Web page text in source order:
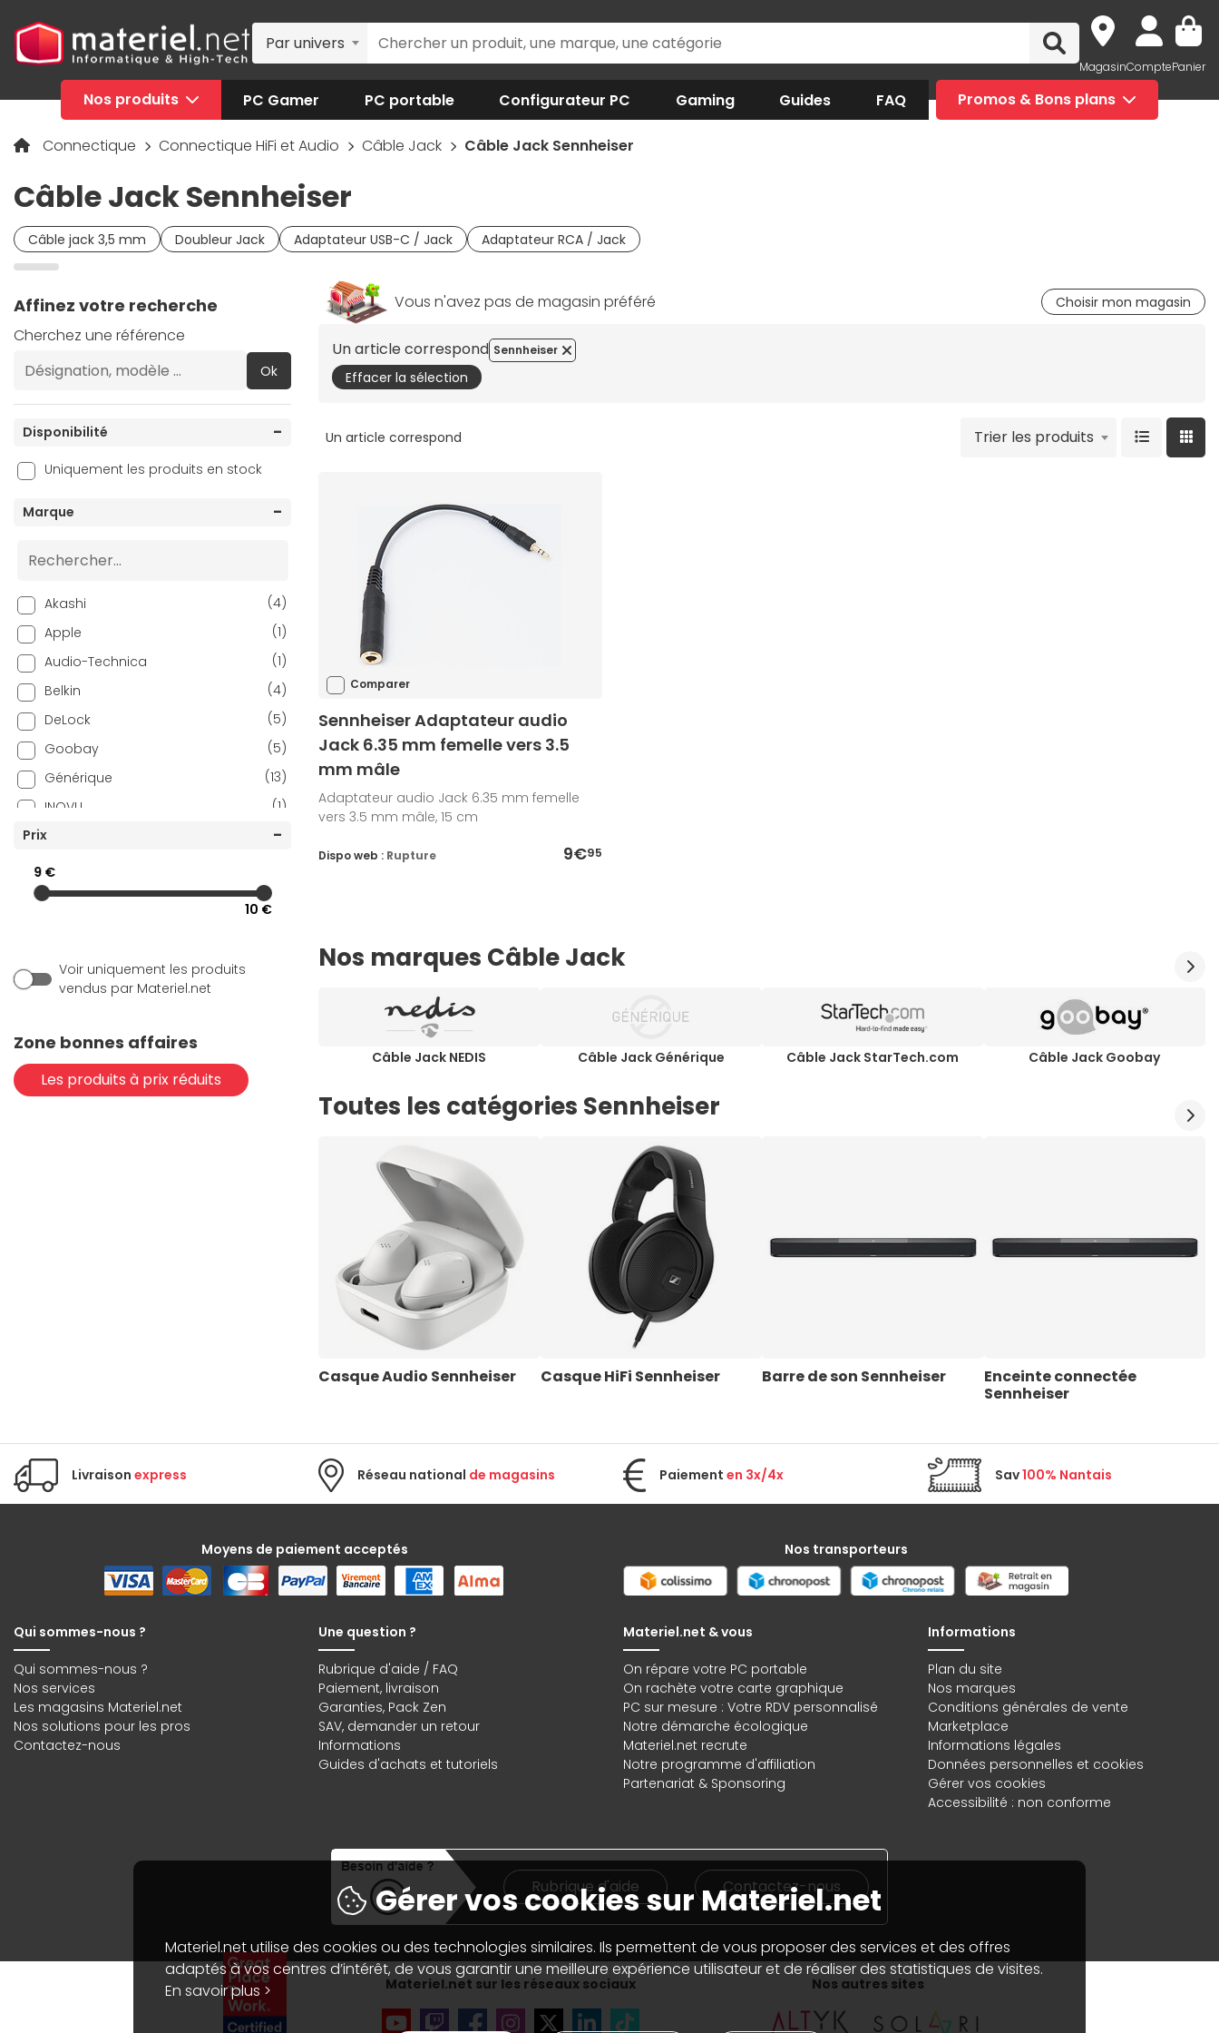
Par univers
MagasinComptePanier
Nos produits PC Gamer PC portable Configurateur PC Gaming Guides FAQ Promos & Bons plans
Connectique Connectique HiFi et Audio Câble Jack Câble Jack Sennheiser
Câble Jack Sennheiser
Câble jack 3,5 mm Doubleur Jack Adaptateur USB-C / Jack Adaptateur RCA / Jack
Affinez votre recherche
Cherchez une référence
Ok
Disponibilité
Uniquement les produits en stock
Marque
Akashi
(4)
Apple
(1)
Audio-Technica
(1)
Belkin
(4)
DeLock
(5)
Goobay
(5)
Générique
(13)
INOVU
(1)
NEDIS
(32)
Real Cable
Sennheiser
Prix
9 €
10 €
Voir uniquement les produits
vendus par Materiel.net
Zone bonnes affaires
Les produits à prix réduits
Vous n'avez pas de magasin préféré Choisir mon magasin
Un article correspond
Effacer la sélection
Sennheiser
Un article correspond Trier les produits
Comparer
Sennheiser Adaptateur audio
Jack 6.35 mm femelle vers 3.5
mm mâle
Adaptateur audio Jack 6.35 mm femelle
vers 3.5 mm mâle, 15 cm
9€95
Dispo web : Rupture
Nos marques Câble Jack
Câble Jack NEDIS Câble Jack Générique Câble Jack StarTech.com Câble Jack Goobay
Toutes les catégories Sennheiser
Casque Audio Sennheiser Casque HiFi Sennheiser Barre de son Sennheiser
Enceinte connectée
Sennheiser
Livraison express Réseau national de magasins Paiement en 3x/4x Sav100% Nantais
Moyens de paiement acceptés Nos transporteurs
Qui sommes-nous ?
Qui sommes-nous ?
Nos services
Les magasins Materiel.net
Nos solutions pour les pros
Contactez-nous
Une question ?
Rubrique d'aide / FAQ
Paiement, livraison
Garanties, Pack Zen
SAV, demander un retour
Informations
Guides d'achats et tutoriels
Materiel.net & vous
On répare votre PC portable
On rachète votre carte graphique
PC sur mesure : Votre RDV personnalisé
Notre démarche écologique
Materiel.net recrute
Notre programme d'affiliation
Partenariat & Sponsoring
Informations
Plan du site
Nos marques
Conditions générales de vente
Marketplace
Informations légales
Données personnelles et cookies
Gérer vos cookies
Accessibilité : non conforme
Rubrique d'aide Contactez-nous
Materiel.net sur les réseaux sociaux Nos autres sites
Gérer vos cookies sur Materiel.net
Materiel.net utilise des cookies ou des technologies similaires. Ils permettent de vous proposer des services et des offres
adaptés à vos centres d’intérêt, de vous garantir une meilleure expérience utilisateur et de réaliser des statistiques de visites.
En savoir plus >